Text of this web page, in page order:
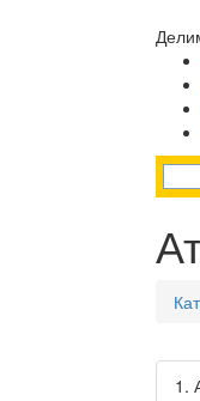
1.